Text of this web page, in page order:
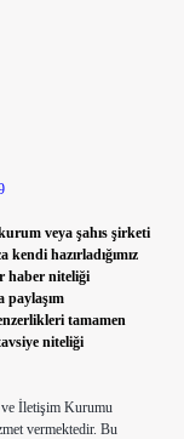
veya şahıs şirketi
hazırladığımız
haber niteliği
paylaşım
tamamen
niteliği
ve İletişim Kurumu
vermektedir. Bu